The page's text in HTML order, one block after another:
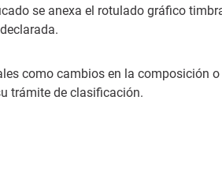
se anexa el rotulado gráfico
como cambios en la composición
trámite de clasificación.